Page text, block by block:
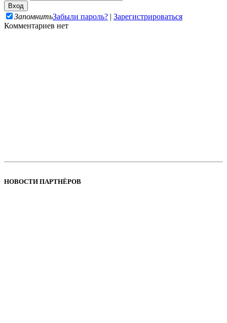
ЗапомнитьЗабыли пароль? | Зарегистрироваться
Комментариев нет
НОВОСТИ ПАРТНЁРОВ